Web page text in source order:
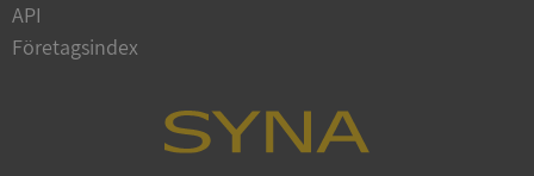
API
Företagsindex